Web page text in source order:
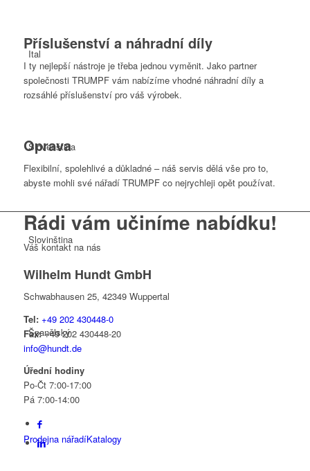
Ital
Slovenština
Slovinština
Španělský
Prodejna nářadíKatalogy
Příslušenství a náhradní díly
I ty nejlepší nástroje je třeba jednou vyměnit. Jako partner
společnosti TRUMPF vám nabízíme vhodné náhradní díly a
rozsáhlé příslušenství pro váš výrobek.
Oprava
Flexibilní, spolehlivé a důkladné – náš servis dělá vše pro to,
abyste mohli své nářadí TRUMPF co nejrychleji opět používat.
Rádi vám učiníme nabídku!
Váš kontakt na nás
Wilhelm Hundt GmbH
Schwabhausen 25, 42349 Wuppertal
Tel: +49 202 430448-0
Fax:+49 202 430448-20
info@hundt.de
Úřední hodiny
Po-Čt 7:00-17:00
Pá 7:00-14:00